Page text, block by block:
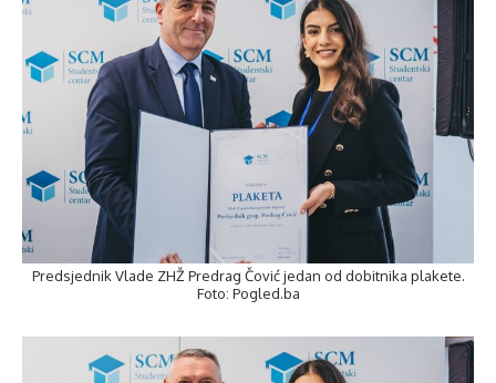
Predsjednik Vlade ZHŽ Predrag Čović jedan od dobitnika plakete.
Foto: Pogled.ba